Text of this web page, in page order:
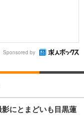
Sponsored by
にとまどいも目黒蓮